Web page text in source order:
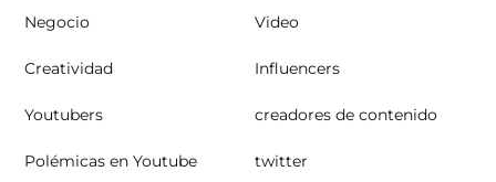
Negocio Video
Creatividad Influencers
Youtubers creadores de contenido
Polémicas en Youtube twitter